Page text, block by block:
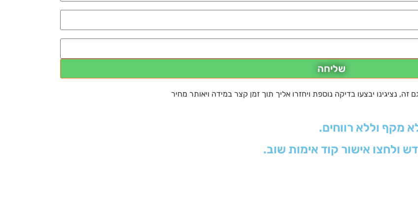
שליחה
נציגינו יבצעו בדיקה נוספת ויחזרו אליך תוך זמן קצר במידה ויאותר מחיר
מקף וללא רווחים.
ולחצו אישור קוד אימות שוב.